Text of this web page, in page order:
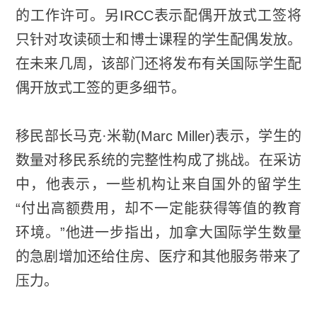
的工作许可。另IRCC表示配偶开放式工签将
只针对攻读硕士和博士课程的学生配偶发放。
在未来几周，该部门还将发布有关国际学生配
偶开放式工签的更多细节。
移民部长马克·米勒(Marc Miller)表示，学生的
数量对移民系统的完整性构成了挑战。在采访
中，他表示，一些机构让来自国外的留学生
“付出高额费用，却不一定能获得等值的教育
环境。”他进一步指出，加拿大国际学生数量
的急剧增加还给住房、医疗和其他服务带来了
压力。